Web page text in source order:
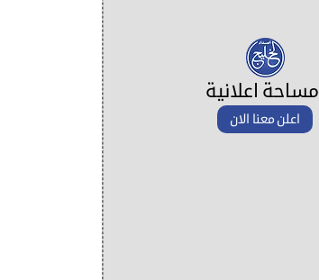
مساحة اعلانية
اعلن معنا الان